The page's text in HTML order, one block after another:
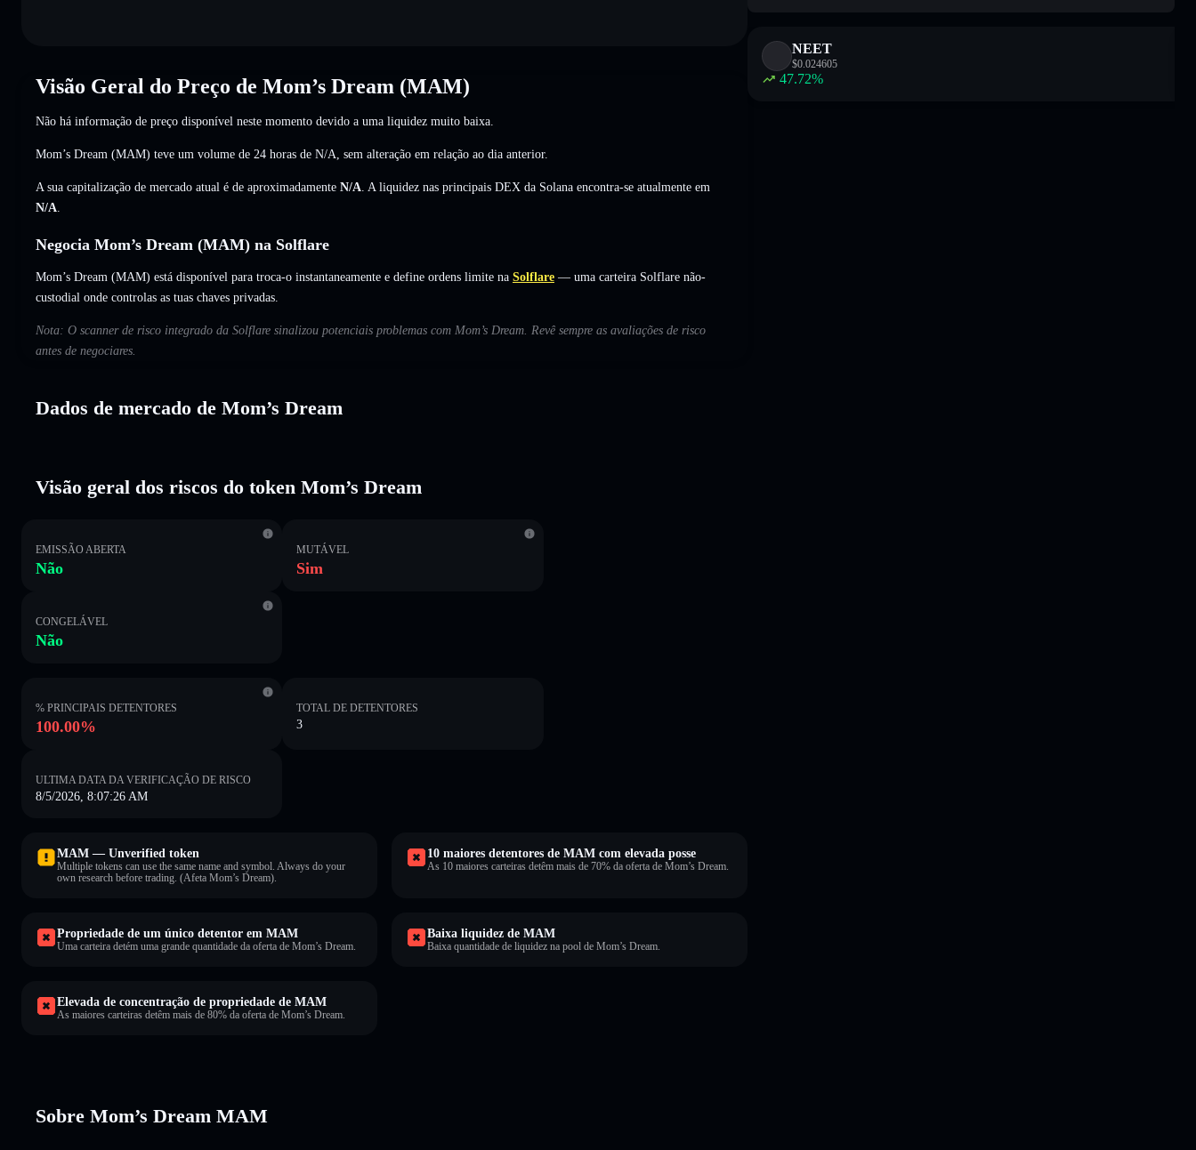
Visão Geral do Preço de Mom’s Dream (MAM)
Não há informação de preço disponível neste momento devido a uma liquidez muito baixa.
Mom’s Dream (MAM) teve um volume de 24 horas de N/A sem alteração em relação ao dia anterior.
A sua capitalização de mercado atual é de aproximadamente N/A . A liquidez nas principais DEX da Solana encontra-se atualmente em
N/A
Negocia Mom’s Dream (MAM) na Solflare
Mom’s Dream (MAM) está disponível para troca-o instantaneamente e define ordens limite na Solflare — uma carteira Solflare não-
custodial onde controlas as tuas chaves privadas.
Nota: O scanner de risco integrado da Solflare sinalizou potenciais problemas com Mom’s Dream. Revê sempre as avaliações de risco
antes de negociares.
Dados de mercado de Mom’s Dream
Visão geral dos riscos do token Mom’s Dream
EMISSÃO ABERTA
Não
MUTÁVEL
Sim
CONGELÁVEL
Não
% PRINCIPAIS DETENTORES
100.00%
TOTAL DE DETENTORES
3
ULTIMA DATA DA VERIFICAÇÃO DE RISCO
8/5/2026, 8:07:26 AM
MAM — Unverified token
Multiple tokens can use the same name and symbol. Always do your
own research before trading. (Afeta Mom’s Dream).
10 maiores detentores de MAM com elevada posse
As 10 maiores carteiras detêm mais de 70% da oferta de Mom’s Dream.
Propriedade de um único detentor em MAM
Uma carteira detém uma grande quantidade da oferta de Mom’s Dream.
Baixa liquidez de MAM
Baixa quantidade de liquidez na pool de Mom’s Dream.
Elevada de concentração de propriedade de MAM
As maiores carteiras detêm mais de 80% da oferta de Mom’s Dream.
Sobre Mom’s Dream MAM
NEET
$0.024605
47.72%